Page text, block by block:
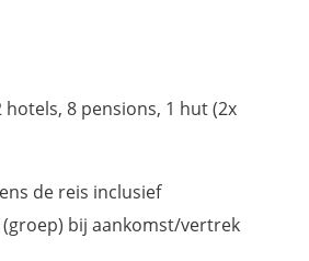
8 pensions, 1 hut (2x
de reis inclusief
bij aankomst/vertrek